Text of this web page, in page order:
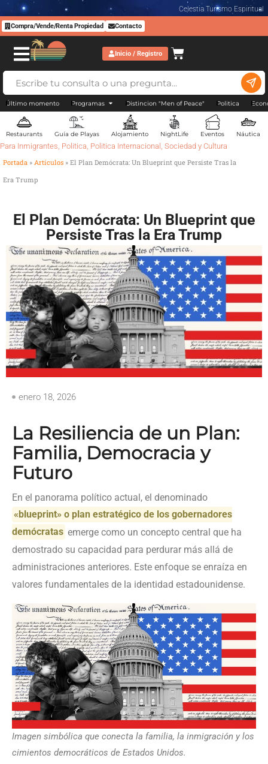
Celestia Turismo Espiritual
Compra/Vende/Renta Propiedad Contacto
Inicio / Registro
Último momento Programas Distincion "Men of Peace" Politica
Restaurants Guía de Playas Alojamiento NightLife Eventos Náutica
Para Inmigrantes, Politica, Politica Internacional , Sociedad y Cultura
Portada » Artículos » El Plan Demócrata: Un Blueprint que Persiste Tras la
Era Trump
El Plan Demócrata: Un Blueprint que
Persiste Tras la Era Trump
enero 18, 2026
La Resiliencia de un Plan:
Familia, Democracia y
Futuro
En el panorama político actual, el denominado
«blueprint» o plan estratégico de los gobernadores
demócratas emerge como un concepto central que ha
demostrado su capacidad para perdurar más allá de
administraciones anteriores. Este enfoque se enraíza en
valores fundamentales de la identidad estadounidense.
Imagen simbólica que conecta la familia, la inmigración y los
cimientos democráticos de Estados Unidos.